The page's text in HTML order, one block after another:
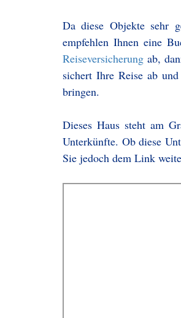
Da diese Objekte sehr
empfehlen Ihnen eine
Reiseversicherung ab,
sichert Ihre Reise ab
bringen.
Dieses Haus steht am
Unterkünfte. Ob diese
Sie jedoch dem Link